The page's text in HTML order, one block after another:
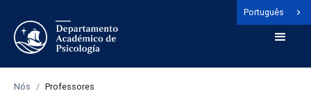
Português
Nós / Professores